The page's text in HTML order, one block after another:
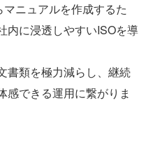
ニュアルを作成するた
内に浸透しやすいISOを導
書類を極力減らし、継続
感できる運用に繋がりま